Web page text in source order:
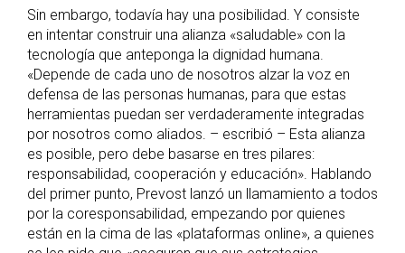
Sin embargo, todavía hay una posibilidad. Y consiste
en intentar construir una alianza «saludable» con la
tecnología que anteponga la dignidad humana.
«Depende de cada uno de nosotros alzar la voz en
defensa de las personas humanas, para que estas
herramientas puedan ser verdaderamente integradas
por nosotros como aliados. – escribió – Esta alianza
es posible, pero debe basarse en tres pilares:
responsabilidad, cooperación y educación». Hablando
del primer punto, Prevost lanzó un llamamiento a todos
por la coresponsabilidad, empezando por quienes
están en la cima de las «plataformas online», a quienes